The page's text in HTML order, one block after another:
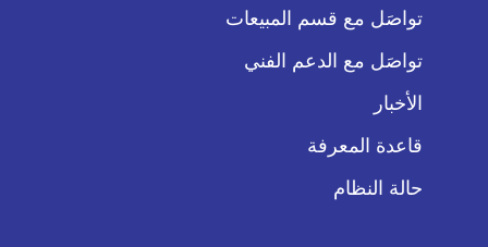
تواصَل مع قسم المبيعات
تواصَل مع الدعم الفني
الأخبار
قاعدة المعرفة
حالة النظام